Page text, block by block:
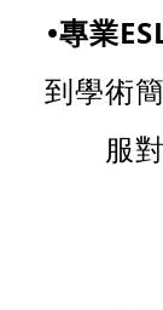
•專業
到學術
服